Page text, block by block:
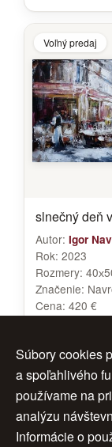
Voľný predaj
slnečný deň
Autor: Igor
Rok: 2023
Rozmery:
Značenie:
Cena: 420 €
<<
< späť
Súbory cookies
a spoľahlivého
používame na
analýzu
Informácie o